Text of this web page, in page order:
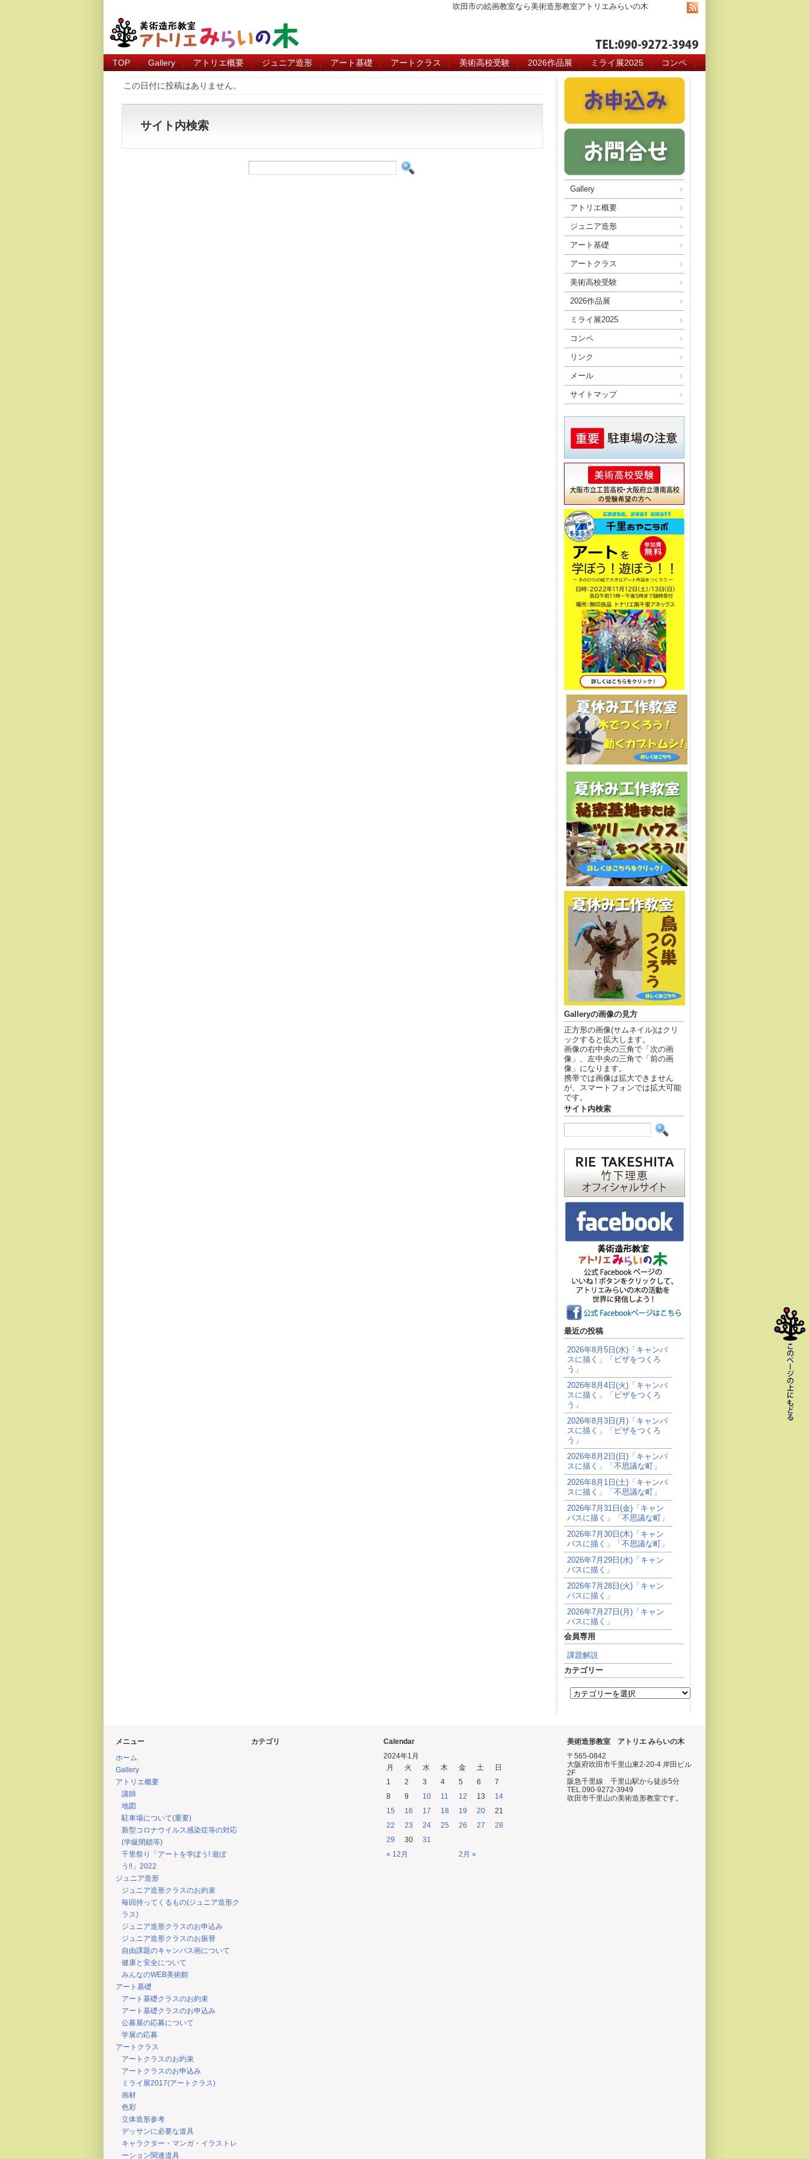
吹田市の絵画教室なら美術造形教室アトリエみらいの木
TOP Gallery アトリエ概要 ジュニア造形 アート基礎 アートクラス 美術高校受験 2026作品展 ミライ展2025 コンペ
この日付に投稿はありません。
サイト内検索
Gallery
アトリエ概要
ジュニア造形
アート基礎
アートクラス
美術高校受験
2026作品展
ミライ展2025
コンペ
リンク
メール
サイトマップ
Galleryの画像の見方
正方形の画像(サムネイル)はクリ
ックすると拡大します。
画像の右中央の三角で「次の画
像」、左中央の三角で「前の画
像」になります。
携帯では画像は拡大できません
が、スマートフォンでは拡大可能
です。
サイト内検索
最近の投稿
2026年8月5日(水)「キャンバ
スに描く」「ピザをつくろ
う」
2026年8月4日(火)「キャンバ
スに描く」「ピザをつくろ
う」
2026年8月3日(月)「キャンバ
スに描く」「ピザをつくろ
う」
2026年8月2日(日)「キャンバ
スに描く」「不思議な町」
2026年8月1日(土)「キャンバ
スに描く」「不思議な町」
2026年7月31日(金)「キャン
バスに描く」「不思議な町」
2026年7月30日(木)「キャン
バスに描く」「不思議な町」
2026年7月29日(水)「キャン
バスに描く」
2026年7月28日(火)「キャン
バスに描く」
2026年7月27日(月)「キャン
バスに描く」
会員専用
課題解説
カテゴリー
メニュー
ホーム
Gallery
アトリエ概要
講師
地図
駐車場について(重要)
新型コロナウイルス感染症等の対応
(学級閉鎖等)
千里祭り「アートを学ぼう! 遊ぼ
う!!」2022
ジュニア造形
ジュニア造形クラスのお約束
毎回持ってくるもの(ジュニア造形ク
ラス)
ジュニア造形クラスのお申込み
ジュニア造形クラスのお振替
自由課題のキャンバス画について
健康と安全について
みんなのWEB美術館
アート基礎
アート基礎クラスのお約束
アート基礎クラスのお申込み
公募展の応募について
学展の応募
アートクラス
アートクラスのお約束
アートクラスのお申込み
ミライ展2017(アートクラス)
画材
色彩
立体造形参考
デッサンに必要な道具
キャラクター・マンガ・イラストレ
ーション関連道具
カテゴリ
Calendar
2024年1月
月
火 水 木 金 土 日
« 12月 2月 »
1 2 3 4 5 6
7
8
9 10 11 12 13
14
15
16 17 18 19 20
21
22
23 24 25 26 27
28
29
30 31
美術造形教室 アトリエ みらいの木
〒565-0842
大阪府吹田市千里山東2-20-4 岸田ビル
2F
阪急千里線 千里山駅から徒歩5分
TEL.090-9272-3949
吹田市千里山の美術造形教室です。